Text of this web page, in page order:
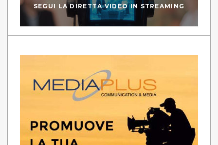
SEGUI LA DIRETTA VIDEO IN STREAMING